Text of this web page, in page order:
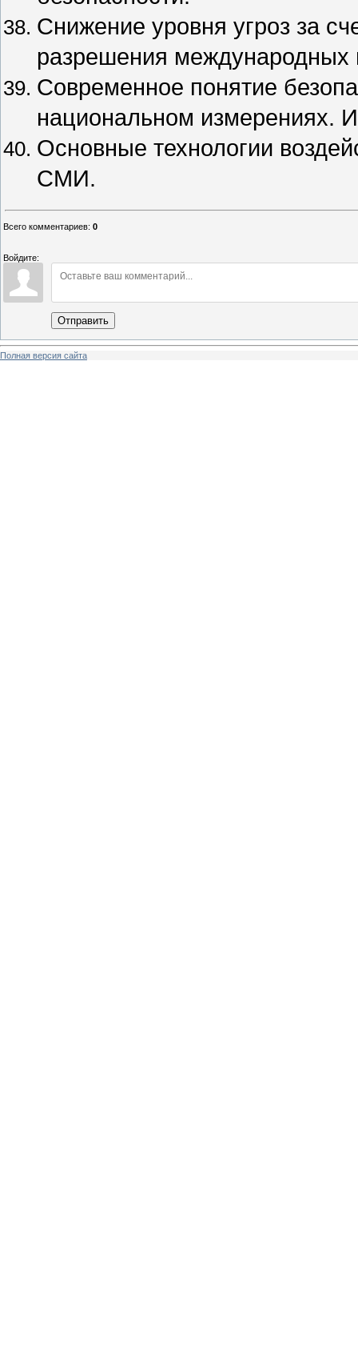
Снижение уровня угроз за
разрешения международных
Современное понятие
национальном измерениях.
Основные технологии
СМИ.
Всего комментариев: 0
Войдите:
Отправить
Полная версия сайта